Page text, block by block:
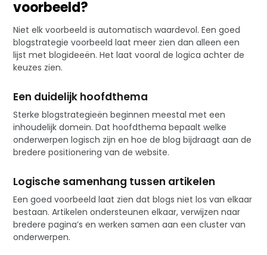
voorbeeld?
Niet elk voorbeeld is automatisch waardevol. Een goed
blogstrategie voorbeeld laat meer zien dan alleen een
lijst met blogideeën. Het laat vooral de logica achter de
keuzes zien.
Een duidelijk hoofdthema
Sterke blogstrategieën beginnen meestal met een
inhoudelijk domein. Dat hoofdthema bepaalt welke
onderwerpen logisch zijn en hoe de blog bijdraagt aan de
bredere positionering van de website.
Logische samenhang tussen artikelen
Een goed voorbeeld laat zien dat blogs niet los van elkaar
bestaan. Artikelen ondersteunen elkaar, verwijzen naar
bredere pagina’s en werken samen aan een cluster van
onderwerpen.